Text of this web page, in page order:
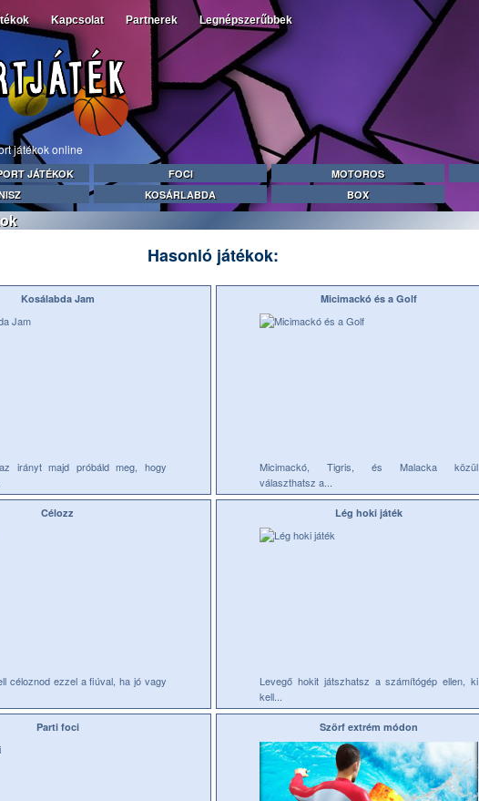
Kapcsolat Partnerek Legnépszerűbbek
játékok online
JÁTÉKOK FOCI MOTOROS
KOSÁRLABDA BOX
Hasonló játékok:
Kosálabda Jam
irányt majd próbáld meg, hogy
Micimackó és a Golf
Micimackó, Tigris, és Malacka közül
választhatsz a...
Célozz
céloznod ezzel a fiúval, ha jó vagy
Lég hoki játék
Levegő hokit játszhatsz a számítógép ellen, ki
kell...
Parti foci Szörf extrém módon